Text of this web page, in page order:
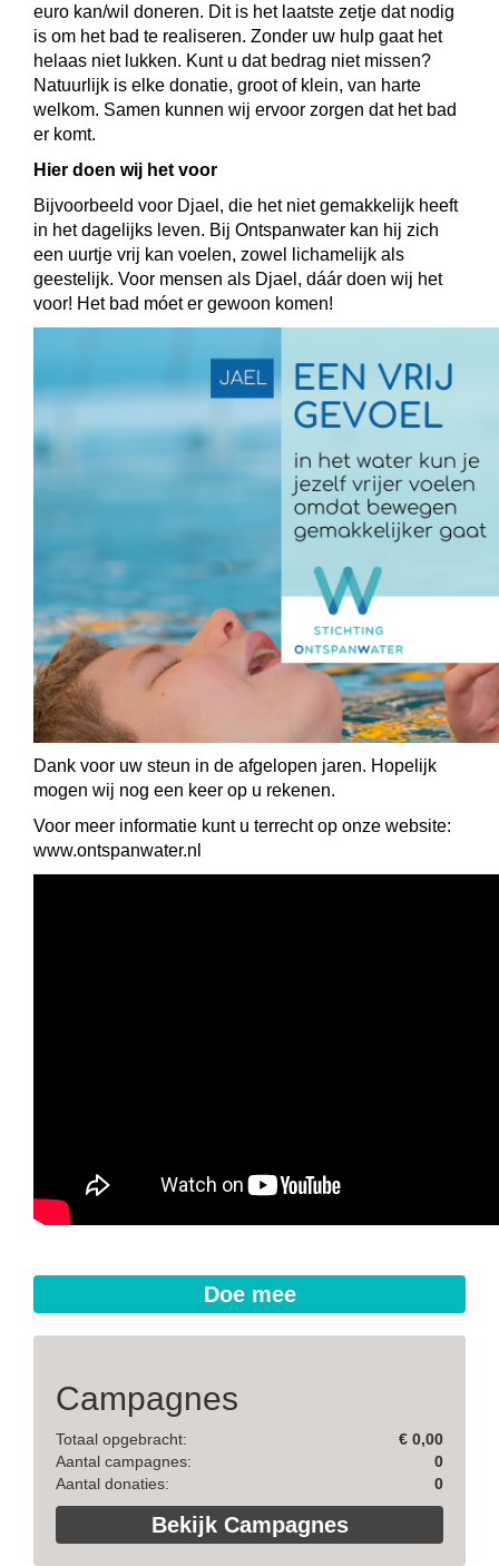
euro kan/wil doneren. Dit is het laatste zetje dat nodig
is om het bad te realiseren. Zonder uw hulp gaat het
helaas niet lukken. Kunt u dat bedrag niet missen?
Natuurlijk is elke donatie, groot of klein, van harte
welkom. Samen kunnen wij ervoor zorgen dat het bad
er komt.
Hier doen wij het voor
Bijvoorbeeld voor Djael, die het niet gemakkelijk heeft
in het dagelijks leven. Bij Ontspanwater kan hij zich
een uurtje vrij kan voelen, zowel lichamelijk als
geestelijk. Voor mensen als Djael, dáár doen wij het
voor! Het bad móet er gewoon komen!
Dank voor uw steun in de afgelopen jaren. Hopelijk
mogen wij nog een keer op u rekenen.
Voor meer informatie kunt u terrecht op onze website:
www.ontspanwater.nl
Doe mee
Campagnes
Totaal opgebracht:
€ 0,00
Aantal campagnes:
0
Aantal donaties:
0
Bekijk Campagnes